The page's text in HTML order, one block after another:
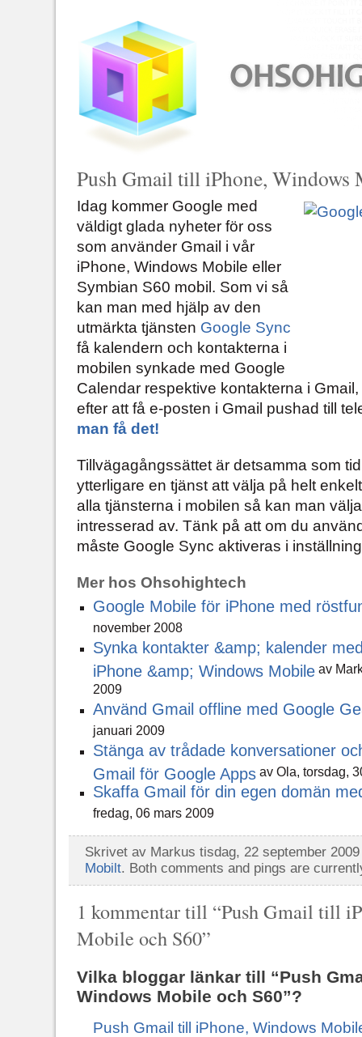
Push Gmail till iPhone, Windows
Idag kommer Google med
väldigt glada nyheter för oss
som använder Gmail i vår
iPhone, Windows Mobile eller
Symbian S60 mobil. Som vi så
kan man med hjälp av den
utmärkta tjänsten Google Sync
få kalendern och kontakterna i
mobilen synkade med Google
Calendar respektive kontakterna i
efter att få e-posten i Gmail pushad till
man få det!
Tillvägagångssättet är detsamma som
ytterligare en tjänst att välja på helt
alla tjänsterna i mobilen så kan man
intresserad av. Tänk på att om du
måste Google Sync aktiveras i
Mer hos Ohsohightech
Google Mobile för iPhone med
november 2008
Synka kontakter &amp; kalender
iPhone &amp; Windows Mobile av
2009
Använd Gmail offline med Google
januari 2009
Stänga av trådade konversationer
Gmail för Google Apps av Ola, torsdag,
Skaffa Gmail för din egen domän
fredag, 06 mars 2009
Skrivet av Markus tisdag, 22 september
Mobilt. Both comments and pings are
1 kommentar till “Push Gmail till
Mobile och S60”
Vilka bloggar länkar till “Push
Windows Mobile och S60”?
Push Gmail till iPhone, Windows